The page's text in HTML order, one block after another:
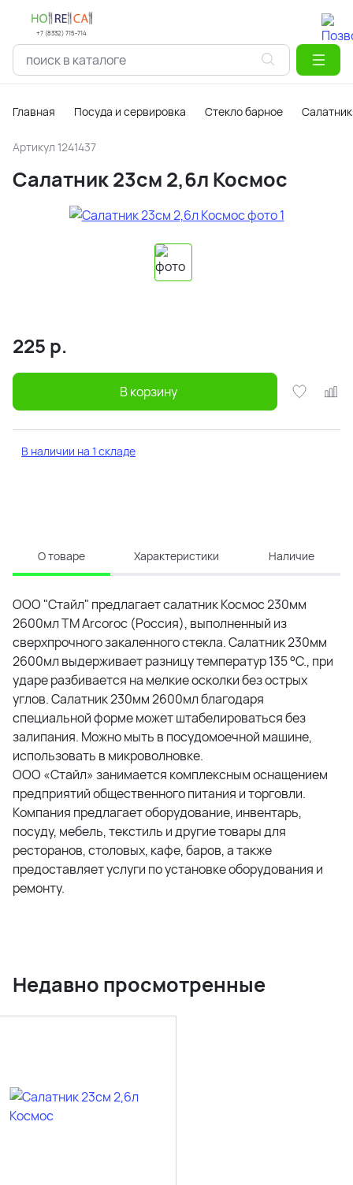
+7 (8332) 715-714
Главная Посуда и сервировка Стекло барное
Артикул 1241437
Салатник 23см 2,6л Космос
225 р.
В корзину
В наличии на 1 складе
О товаре Характеристики Наличие
ООО "Стайл" предлагает салатник Космос 230мм
2600мл ТМ Arcoroc (Россия), выполненный из
сверхпрочного закаленного стекла. Салатник 230мм
2600мл выдерживает разницу температур 135 °C., при
ударе разбивается на мелкие осколки без острых
углов. Салатник 230мм 2600мл благодаря
специальной форме может штабелироваться без
залипания. Можно мыть в посудомоечной машине,
использовать в микроволновке.
ООО «Стайл» занимается комплексным оснащением
предприятий общественного питания и торговли.
Компания предлагает оборудование, инвентарь,
посуду, мебель, текстиль и другие товары для
ресторанов, столовых, кафе, баров, а также
предоставляет услуги по установке оборудования и
ремонту.
Недавно просмотренные